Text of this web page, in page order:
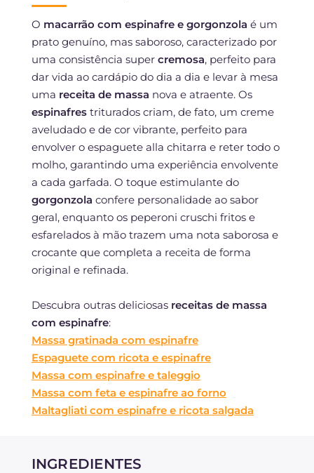
O macarrão com espinafre e gorgonzola é um
prato genuíno, mas saboroso, caracterizado por
uma consistência super cremosa, perfeito para
dar vida ao cardápio do dia a dia e levar à mesa
uma receita de massa nova e atraente. Os
espinafrestriturados criam, de fato, um creme
aveludado e de cor vibrante, perfeito para
envolver o espaguete alla chitarra e reter todo o
molho, garantindo uma experiência envolvente
a cada garfada. O toque estimulante do
gorgonzola confere personalidade ao sabor
geral, enquanto os peperoni cruschi fritos e
esfarelados à mão trazem uma nota saborosa e
crocante que completa a receita de forma
original e refinada.
Descubra outras deliciosas receitas de massa
com espinafre:
Massa gratinada com espinafre
Espaguete com ricota e espinafre
Massa com espinafre e taleggio
Massa com feta e espinafre ao forno
Maltagliati com espinafre e ricota salgada
INGREDIENTES